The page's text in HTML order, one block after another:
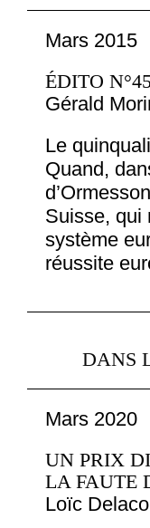
Mars 2015
ÉDITO
Gérald
Le
Quand,
Suisse, qui
système
réussite
DANS
Mars 2020
UN PRIX
LA FAUTE
Loïc